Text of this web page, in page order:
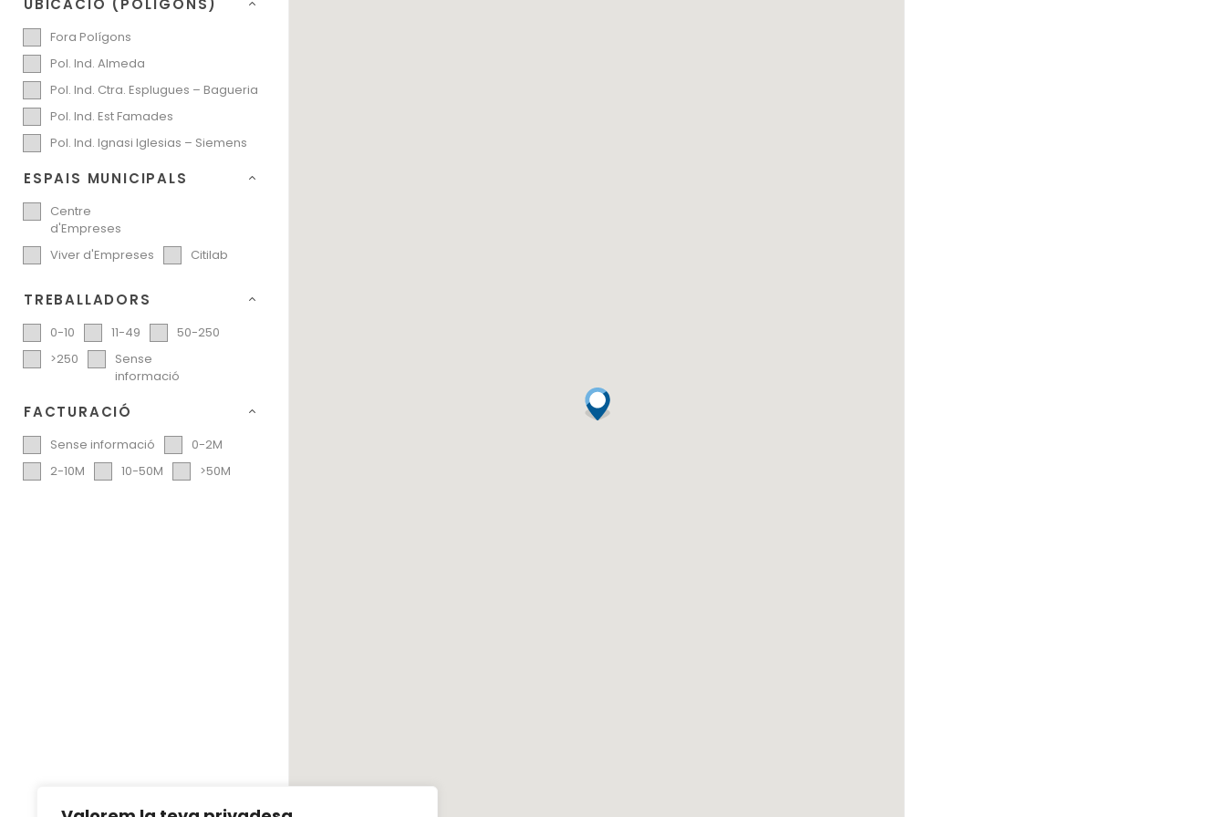
UBICACIÓ (POLÍGONS)
Fora Polígons
Pol. Ind. Almeda
Pol. Ind. Ctra. Esplugues – Bagueria
Pol. Ind. Est Famades
Pol. Ind. Ignasi Iglesias – Siemens
ESPAIS MUNICIPALS
Centre
d'Empreses
Viver d'Empreses
Citilab
TREBALLADORS
0-10 11-49
50-250
>250
Sense
informació
FACTURACIÓ
Sense informació
0-2M
2-10M
10-50M >50M